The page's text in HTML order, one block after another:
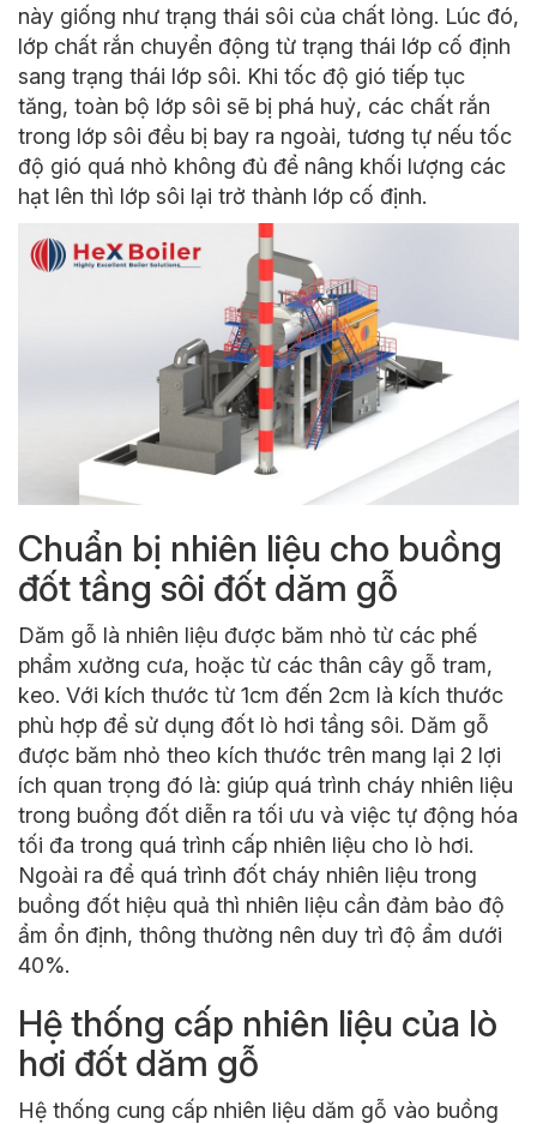
này giống như trạng thái sôi của chất lỏng. Lúc đó,
lớp chất rắn chuyển động từ trạng thái lớp cố định
sang trạng thái lớp sôi. Khi tốc độ gió tiếp tục
tăng, toàn bộ lớp sôi sẽ bị phá huỷ, các chất rắn
trong lớp sôi đều bị bay ra ngoài, tương tự nếu tốc
độ gió quá nhỏ không đủ để nâng khối lượng các
hạt lên thì lớp sôi lại trở thành lớp cố định.
Chuẩn bị nhiên liệu cho buồng
đốt tầng sôi đốt dăm gỗ
Dăm gỗ là nhiên liệu được băm nhỏ từ các phế
phẩm xưởng cưa, hoặc từ các thân cây gỗ tram,
keo. Với kích thước từ 1cm đến 2cm là kích thước
phù hợp để sử dụng đốt lò hơi tầng sôi. Dăm gỗ
được băm nhỏ theo kích thước trên mang lại 2 lợi
ích quan trọng đó là: giúp quá trình cháy nhiên liệu
trong buồng đốt diễn ra tối ưu và việc tự động hóa
tối đa trong quá trình cấp nhiên liệu cho lò hơi.
Ngoài ra để quá trình đốt cháy nhiên liệu trong
buồng đốt hiệu quả thì nhiên liệu cần đảm bảo độ
ẩm ổn định, thông thường nên duy trì độ ẩm dưới
40%.
Hệ thống cấp nhiên liệu của lò
hơi đốt dăm gỗ
Hệ thống cung cấp nhiên liệu dăm gỗ vào buồng